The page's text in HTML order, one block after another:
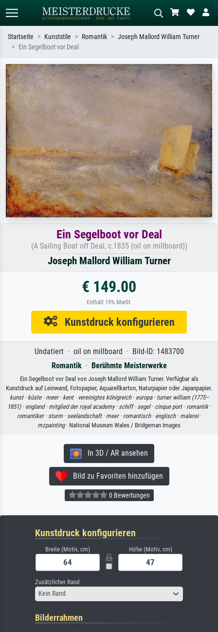
Suchen Sie nach Künstlern, Werktiteln
oder Stilen – z.B. Monet,
Sternennacht, Impressionismus, Welle
Beschreiben Sie die Szene – z.B. Grüne
Wiese, Abstrakt mit viel Rot, Dunkles
Ölgemälde, Stehender Akt neben einem
Startseite Kunststile Romantik
Joseph Mallord William Turner
Ein Segelboot vor Deal
Ein Segelboot vor Deal
(A Sailing Boat off Deal, c.1835 (oil on millboard))
Joseph Mallord William Turner
€ 149.00
Enthält 19% MwSt.
Kunstdruck konfigurieren
Undatiert · oil on millboard · Bild-ID: 1483700
Romantik· Berühmte Meisterwerke
Ein Segelboot vor Deal von Joseph Mallord William Turner. Verfügbar als
Kunstdruck auf Leinwand, Fotopapier, Aquarellkarton, Naturpapier oder Japanpapier.
kunst · küste · meer · kent · vereinigtes königreich · europa · turner william (1775–
1851) · england · mitglied der royal academy · schiff · segel · cinque port · romantik ·
romantiker · sturm · seelandschaft · meer · romantisch · englisch · malerei ·
mzpainting· National Museum Wales / Bridgeman Images
In 3D / AR ansehen
Bild zu Favoriten hinzufügen
0 Bewertungen
Kunstdruck konfigurieren
Breite (Motiv, cm) Höhe (Motiv, cm)
Zusätzlicher Rand
Kein Rand
Bilderrahmen